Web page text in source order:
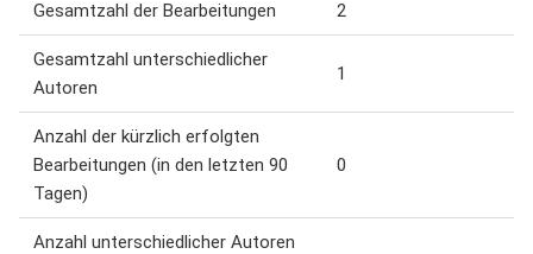
Gesamtzahl der Bearbeitungen 2
Gesamtzahl unterschiedlicher
Autoren
1
Anzahl der kürzlich erfolgten
Bearbeitungen (in den letzten 90
Tagen)
0
Anzahl unterschiedlicher Autoren